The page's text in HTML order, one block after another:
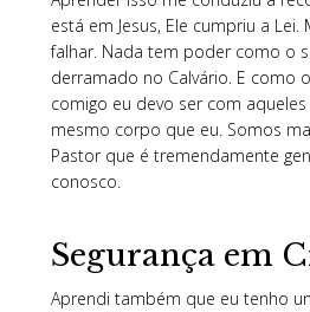
está em Jesus, Ele cumpriu a
falhar. Nada tem poder como o
derramado no Calvário. E como
comigo eu devo ser com
mesmo corpo que eu. Somos
Pastor que é tremendamente
conosco.
Segurança em
Aprendi também que eu tenho